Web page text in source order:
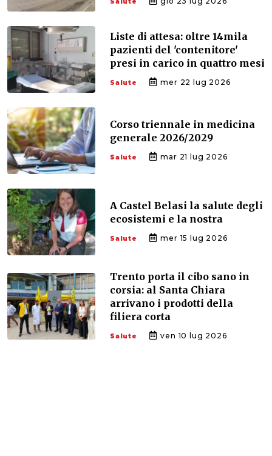
Salute
Liste di attesa: oltre 14mila
pazienti del 'contenitore'
presi in carico in quattro mesi
Salute mer 22 lug 2026
Corso triennale in medicina
generale 2026/2029
Salute mar 21 lug 2026
A Castel Belasi la salute degli
ecosistemi e la nostra
Salute mer 15 lug 2026
Trento porta il cibo sano in
corsia: al Santa Chiara
arrivano i prodotti della
filiera corta
Salute ven 10 lug 2026